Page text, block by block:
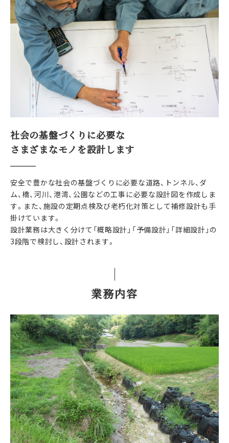
社会の基盤づくりに必要な
さまざまなモノを設計します
安全で豊かな社会の基盤づくりに必要な道路、トンネル、ダ
ム、橋、河川、港湾、公園などの工事に必要な設計図を作成しま
す。また、施設の定期点検及び老朽化対策として補修設計も手
掛けています。
設計業務は大きく分けて「概略設計」「予備設計」「詳細設計」の
3段階で検討し、設計されます。
業務内容